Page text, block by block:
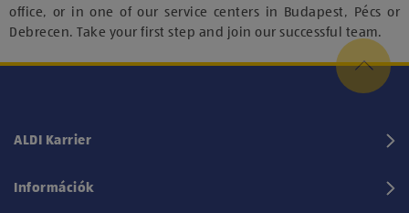
office, or in one of our service centers in Budapest, Pécs or
Debrecen. Take your first step and join our successful team.
ALDI Karrier
Információk